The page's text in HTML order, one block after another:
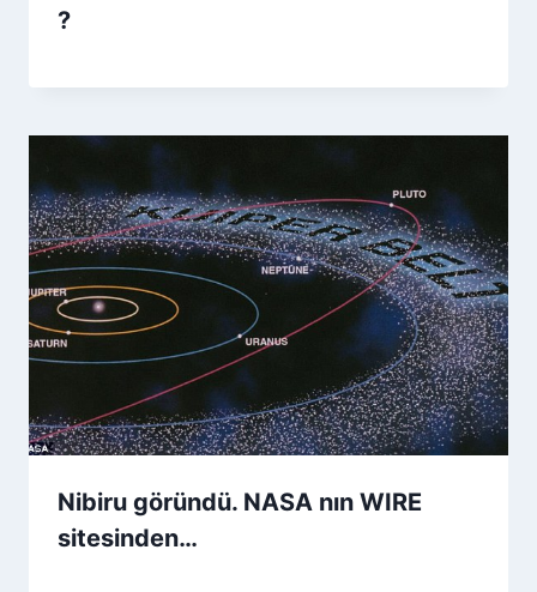
?
Nibiru göründü. NASA nın WIRE
sitesinden…